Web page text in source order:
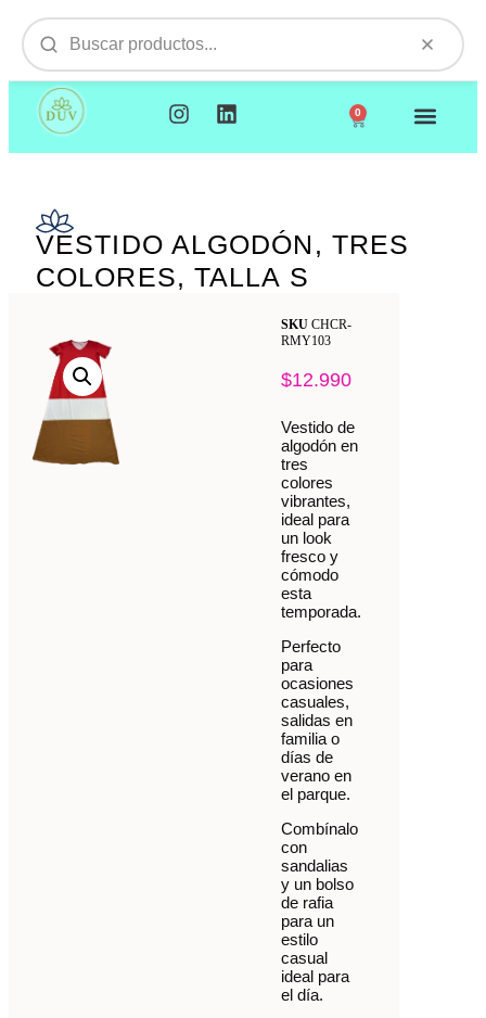
0
VESTIDO ALGODÓN, TRES
COLORES, TALLA S
SKUCHCR-
RMY103
$12.990
Vestido de
algodón en
tres
colores
vibrantes,
ideal para
un look
fresco y
cómodo
esta
temporada.
Perfecto
para
ocasiones
casuales,
salidas en
familia o
días de
verano en
el parque.
Combínalo
con
sandalias
y un bolso
de rafia
para un
estilo
casual
ideal para
el día.